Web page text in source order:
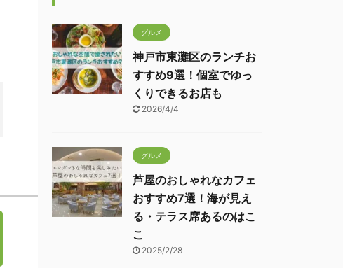
グルメ
神戸市東灘区のランチお
すすめ9選！個室でゆっ
くりできるお店も
2026/4/4
グルメ
芦屋のおしゃれなカフェ
おすすめ7選！海が見え
る・テラス席あるのはこ
こ
2025/2/28